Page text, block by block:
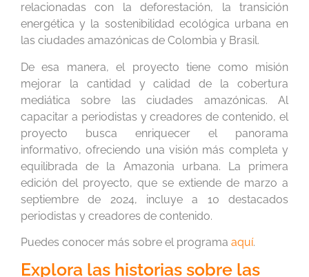
relacionadas con la deforestación, la transición
energética y la sostenibilidad ecológica urbana en
las ciudades amazónicas de Colombia y Brasil.
De esa manera, el proyecto tiene como misión
mejorar la cantidad y calidad de la cobertura
mediática sobre las ciudades amazónicas. Al
capacitar a periodistas y creadores de contenido, el
proyecto busca enriquecer el panorama
informativo, ofreciendo una visión más completa y
equilibrada de la Amazonia urbana. La primera
edición del proyecto, que se extiende de marzo a
septiembre de 2024, incluye a 10 destacados
periodistas y creadores de contenido.
Puedes conocer más sobre el programa aquí.
Explora las historias sobre las